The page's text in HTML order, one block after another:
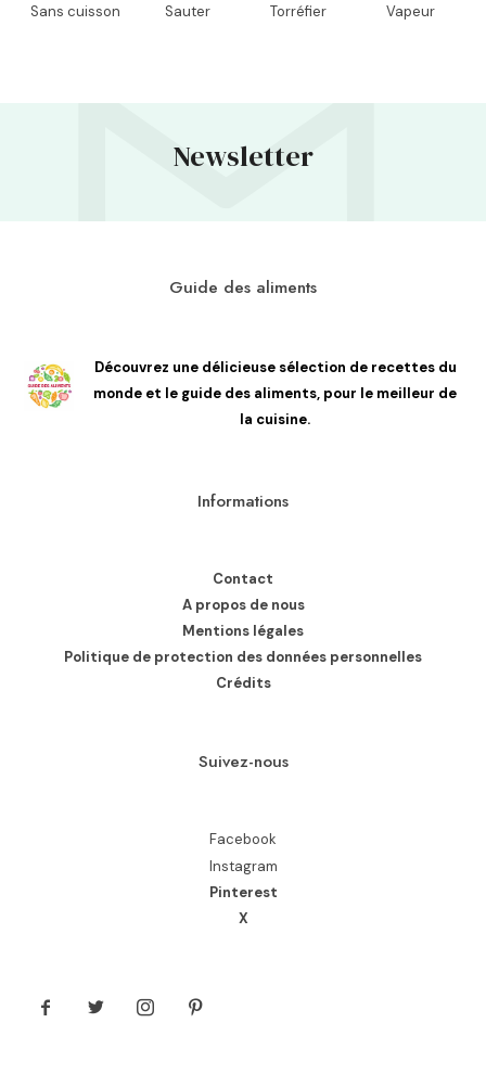
Sans cuisson Sauter Torréfier Vapeur
Newsletter
Guide des aliments
Découvrez une délicieuse sélection de recettes du
monde et le guide des aliments, pour le meilleur de
la cuisine.
Informations
Contact
A propos de nous
Mentions légales
Politique de protection des données personnelles
Crédits
Suivez-nous
Facebook
Instagram
Pinterest
X